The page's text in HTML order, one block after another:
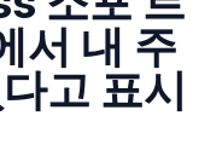
서 내 주
고 표시